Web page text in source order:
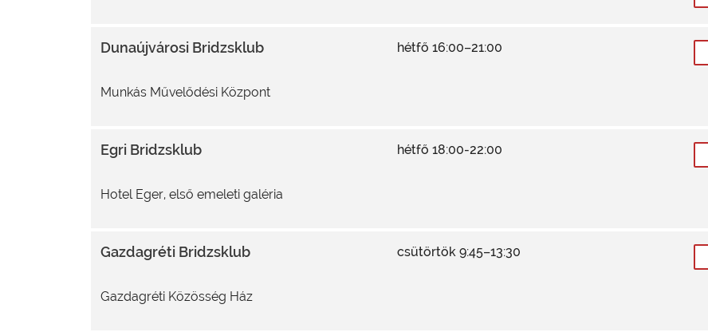
Dunaújvárosi Bridzsklub
Munkás Művelődési Központ
hétfő 16:00–21:00
Egri Bridzsklub
Hotel Eger, első emeleti galéria
hétfő 18:00-22:00
Gazdagréti Bridzsklub
Gazdagréti Közösség Ház
csütörtök 9:45–13:30